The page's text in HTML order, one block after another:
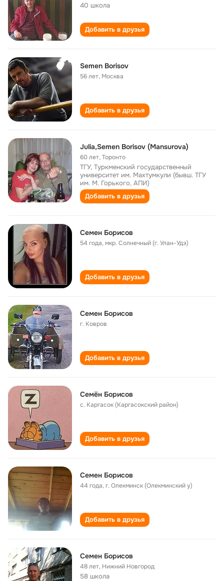
40 школа
Добавить в друзья
Semen Borisov
56 лет, Москва
Добавить в друзья
Julia,Semen Borisov (Mansurova)
60 лет,Торонто
ТГУ, Туркменский государственный
университет им. Махтумкули (бывш. ТГУ
им. М. Горького, АПИ)
Добавить в друзья
Семен Борисов
54 года,мкр. Солнечный (г. Улан-Удэ)
Добавить в друзья
Семен Борисов
г. Ковров
Добавить в друзья
Семён Борисов
с. Каргасок (Каргасокский район)
Добавить в друзья
Семен Борисов
44 года,г. Олекминск (Олекминский у)
Добавить в друзья
Семен Борисов
48 лет, Нижний Новгород
58 школа